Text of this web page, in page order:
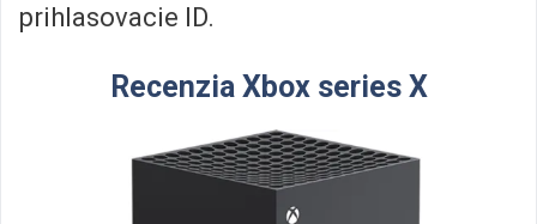
prihlasovacie ID.
Recenzia Xbox series X